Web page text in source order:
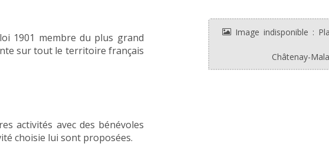
1901 membre du plus grand
sur tout le territoire français
activités avec des bénévoles
choisie lui sont proposées.